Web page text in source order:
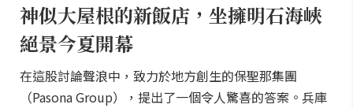
神似大屋根的新飯店，坐擁明石海峽
絕景今夏開幕
在這股討論聲浪中，致力於地方創生的保聖那集團
（Pasona Group），提出了一個令人驚喜的答案。兵庫